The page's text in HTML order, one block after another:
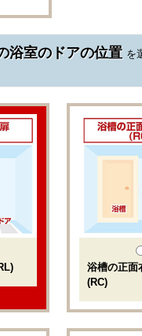
浴室のドアの位置 を
浴槽の正面
(RC)